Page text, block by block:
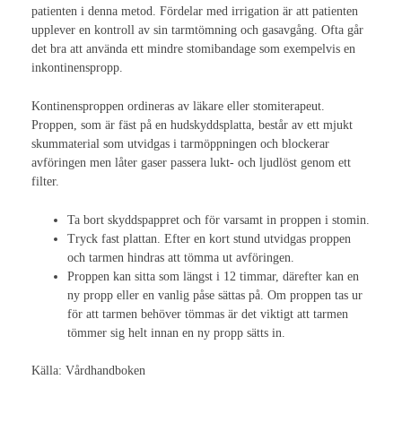
Projekt som är pågång
Nationella Kongresser
Nationell kongress 2017
Nationell kongress 2015
Nationell kongress 2013
Nationell Kongress 2011
Nationell kongress 2009
Nationell kongress 2007
Nationell kongress 2005
Nationell kongress 2003
patienten i denna metod. Fördelar med irrigation är att patienten
upplever en kontroll av sin tarmtömning och gasavgång. Ofta går
det bra att använda ett mindre stomibandage som exempelvis en
inkontinenspropp.
Kontinensproppen ordineras av läkare eller stomiterapeut.
Proppen, som är fäst på en hudskyddsplatta, består av ett mjukt
skummaterial som utvidgas i tarmöppningen och blockerar
avföringen men låter gaser passera lukt- och ljudlöst genom ett
filter.
Ta bort skyddspappret och för varsamt in proppen i stomin.
Tryck fast plattan. Efter en kort stund utvidgas proppen
och tarmen hindras att tömma ut avföringen.
Proppen kan sitta som längst i 12 timmar, därefter kan en
ny propp eller en vanlig påse sättas på. Om proppen tas ur
för att tarmen behöver tömmas är det viktigt att tarmen
tömmer sig helt innan en ny propp sätts in.
Källa: Vårdhandboken